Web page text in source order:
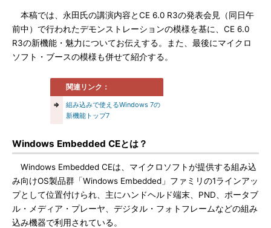
本稿では、永田氏の講演内容とCE 6.0 R3の発表会見（同日午
前中）で行われたデモンストレーションの模様を基に、CE 6.0
R3の新機能・魅力についてお伝えする。また、最後にマイクロ
ソフト・ブースの模様も併せて紹介する。
関連リンク：
⇒
組み込みで使えるWindows 7の
新機能トップ7
Windows Embedded CEとは？
Windows Embedded CEは、マイクロソフトが提供する組み込
み向けOS製品群「Windows Embedded」ファミリの1ラインアッ
プとして位置付けられ、主にハンドヘルド端末、PND、ポータブ
ル・メディア・プレーヤ、デジタル・フォトフレームなどの組み
込み機器で利用されている。